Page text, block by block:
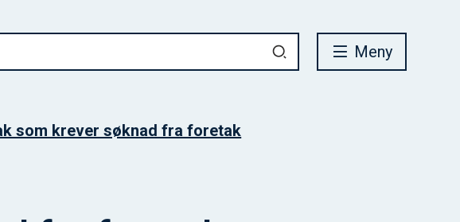
Meny
som krever søknad fra foretak